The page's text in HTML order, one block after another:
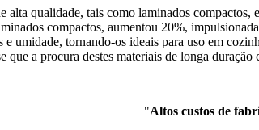
qualidade, tais como laminados
compactos, aumentou 20%,
e umidade, tornando-os ideais para uso em
que a procura destes materiais de longa
"Altos custos de